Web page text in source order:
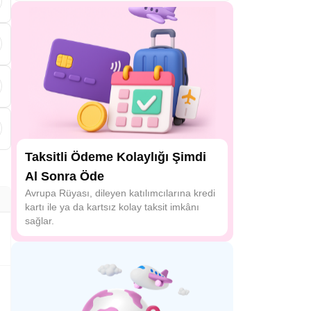
Taksitli Ödeme Kolaylığı Şimdi
Al Sonra Öde
Avrupa Rüyası, dileyen katılımcılarına kredi
kartı ile ya da kartsız kolay taksit imkânı
sağlar.